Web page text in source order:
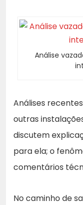
Análise
Análises
outras
discutem
para ela; o
comentários
No caminho de